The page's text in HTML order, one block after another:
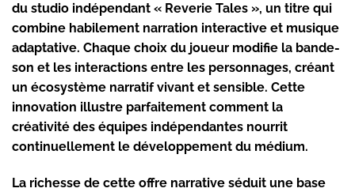
du studio indépendant « Reverie Tales », un titre qui
combine habilement narration interactive et musique
adaptative. Chaque choix du joueur modifie la bande-
son et les interactions entre les personnages, créant
un écosystème narratif vivant et sensible. Cette
innovation illustre parfaitement comment la
créativité des équipes indépendantes nourrit
continuellement le développement du médium.
La richesse de cette offre narrative séduit une base